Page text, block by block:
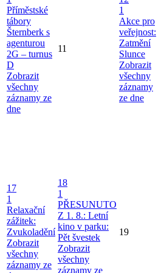
Příměstské
tábory
Šternberk s
agenturou
2G – turnus
D
Zobrazit
všechny
záznamy ze
dne
11
1
Akce pro
veřejnost:
Zatmění
Slunce
Zobrazit
všechny
záznamy
ze dne
17
1
Relaxační
zážitek:
Zvukoladění
Zobrazit
všechny
záznamy ze
18
1
PŘESUNUTO
Z 1. 8.: Letní
kino v parku:
Pět švestek
Zobrazit
všechny
záznamy ze
19